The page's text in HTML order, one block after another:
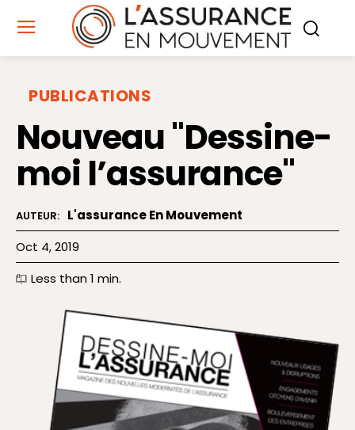
PUBLICATIONS
Nouveau "Dessine-
moi l’assurance"
AUTEUR: L'assurance En Mouvement
Oct 4, 2019
Less than 1 min.